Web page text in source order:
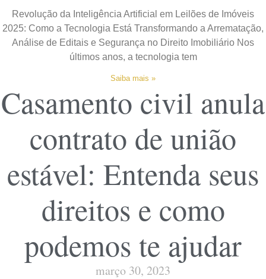
Revolução da Inteligência Artificial em Leilões de Imóveis
2025: Como a Tecnologia Está Transformando a Arrematação,
Análise de Editais e Segurança no Direito Imobiliário Nos
últimos anos, a tecnologia tem
Saiba mais »
Casamento civil anula
contrato de união
estável: Entenda seus
direitos e como
podemos te ajudar
março 30, 2023